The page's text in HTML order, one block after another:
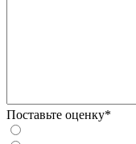
Поставьте оценку*